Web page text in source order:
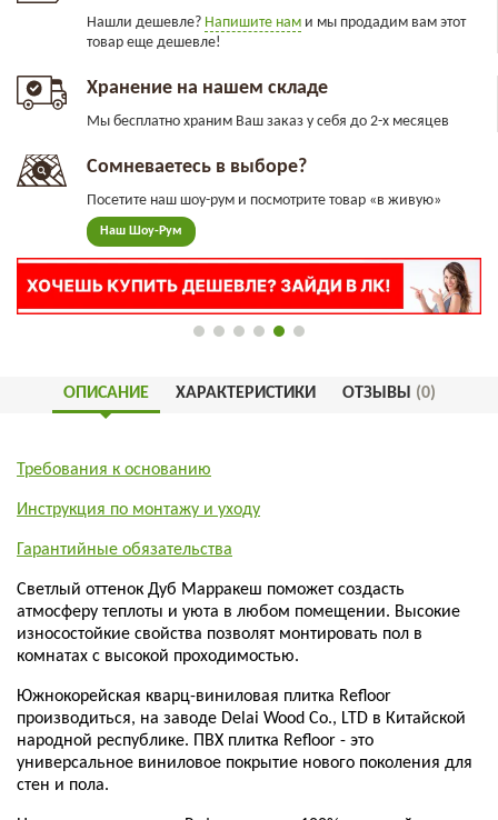
Нашли дешевле? Напишите нам и мы продадим вам этот
товар еще дешевле!
Хранение на нашем складе
Мы бесплатно храним Ваш заказ у себя до 2-х месяцев
Сомневаетесь в выборе?
Посетите наш шоу-рум и посмотрите товар «в живую»
Наш Шоу-Рум
ОПИСАНИЕ ХАРАКТЕРИСТИКИ ОТЗЫВЫ (0)
Требования к основанию
Инструкция по монтажу и уходу
Гарантийные обязательства
Светлый оттенок Дуб Марракеш поможет создасть
атмосферу теплоты и уюта в любом помещении. Высокие
износостойкие свойства позволят монтировать пол в
комнатах с высокой проходимостью.
Южнокорейская кварц-виниловая плитка Refloor
производиться, на заводе Delai Wood Co., LTD в Китайской
народной республике. ПВХ плитка Refloor - это
универсальное виниловое покрытие нового поколения для
стен и пола.